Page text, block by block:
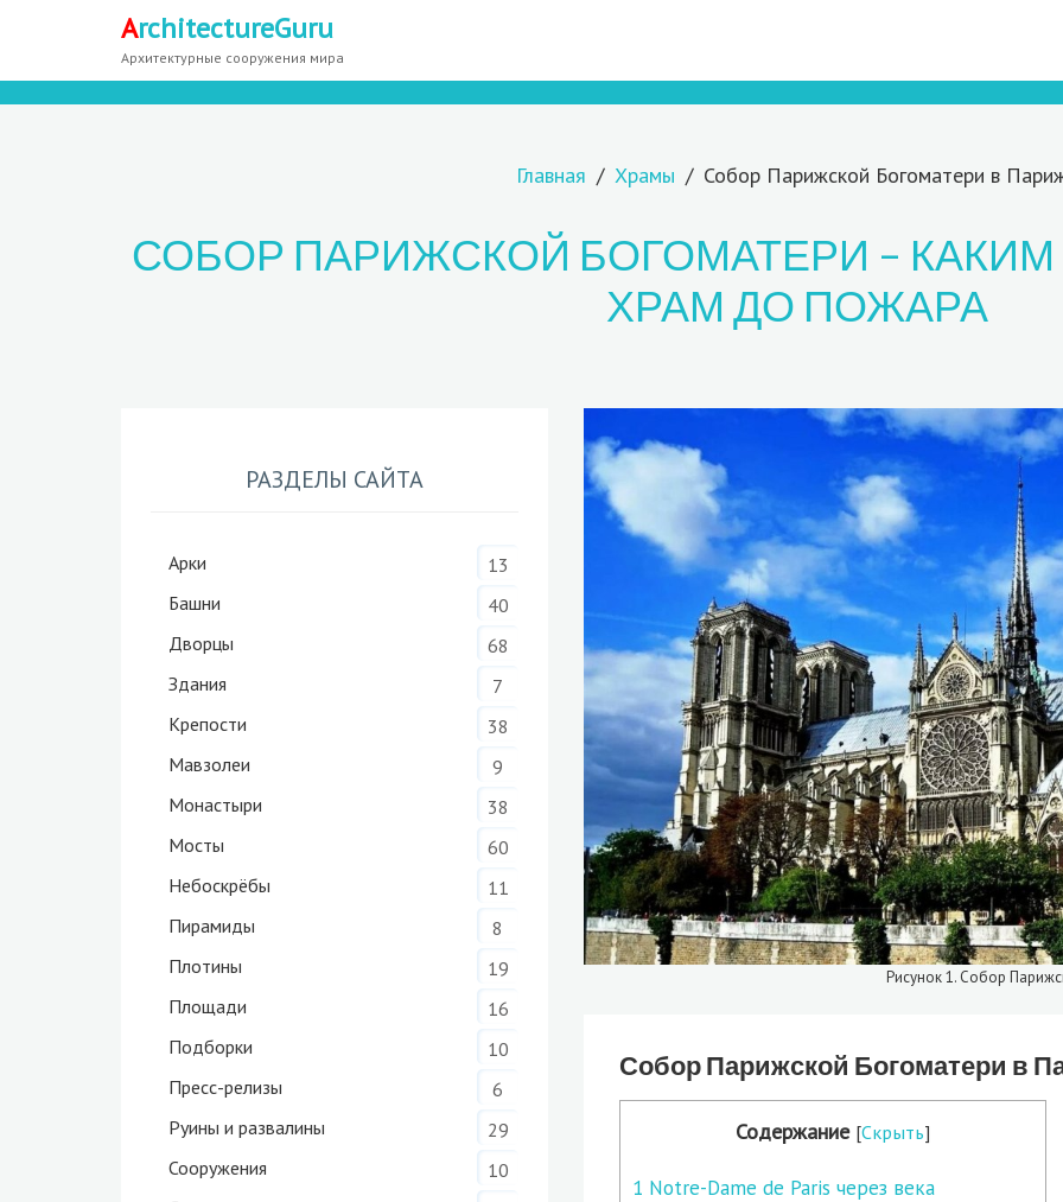
ArchitectureGuru
Архитектурные сооружения мира
Главная Храмы Собор Парижской Богоматери в
СОБОР ПАРИЖСКОЙ БОГОМАТЕРИ –
ХРАМ ДО ПОЖАРА
Рисунок 1. Собор
Собор Парижской Богоматери в
Содержание [Скрыть]
1 Notre-Dame de Paris через века
РАЗДЕЛЫ САЙТА
Арки
13
Башни
40
Дворцы
68
Здания
7
Крепости
38
Мавзолеи
9
Монастыри
38
Мосты
60
Небоскрёбы
11
Пирамиды
8
Плотины
19
Площади
16
Подборки
10
Пресс-релизы
6
Руины и развалины
29
Сооружения
10